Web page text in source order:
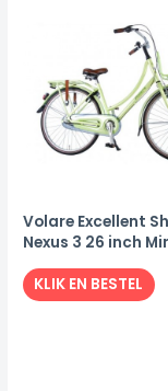
Volare Excellent
Nexus 3 26 inch
KLIK EN BESTEL